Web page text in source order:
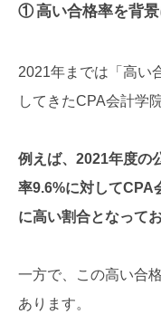
① 高い合格率を背
2021年までは「高い
してきたCPA会計学院
例えば、2021年度の
率9.6%に対してCPA
に高い割合となって
一方で、この高い合
あります。